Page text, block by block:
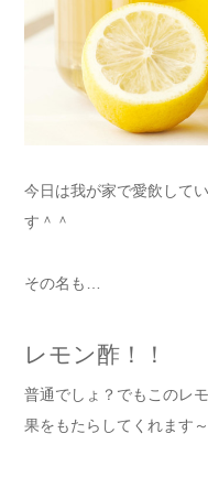
今日は我が家で愛飲して
す＾＾
その名も…
レモン酢！！
普通でしょ？でもこのレ
果をもたらしてくれます